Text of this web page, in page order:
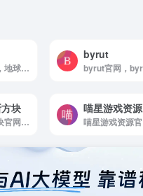
地球帝国中文网官网，地球帝国中文网，地球帝国论坛
byrut
块
26F Studio俄罗斯方块官网，一款俄罗斯方块堆叠游戏，支持单机和多人模式，可以向好友和全球玩家发起挑战。
喵星游戏资源